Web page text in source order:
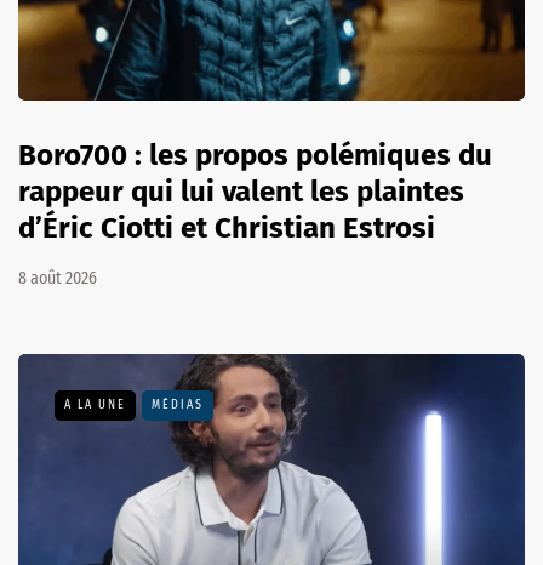
Boro700 : les propos polémiques du
rappeur qui lui valent les plaintes
d’Éric Ciotti et Christian Estrosi
8 août 2026
A LA UNE MÉDIAS